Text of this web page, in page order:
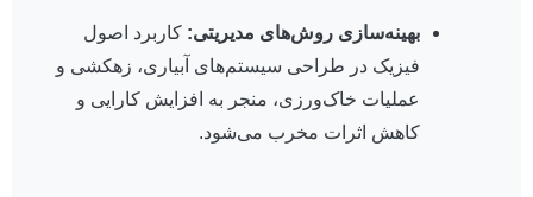
بهینه‌سازی روش‌های مدیریتی: کاربرد اصول
فیزیک در طراحی سیستم‌های آبیاری، زهکشی و
عملیات خاک‌ورزی، منجر به افزایش کارایی و
کاهش اثرات مخرب می‌شود.